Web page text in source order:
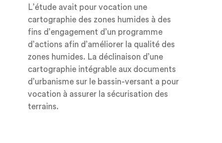
L’étude avait pour vocation une
cartographie des zones humides à des
fins d’engagement d’un programme
d’actions afin d’améliorer la qualité des
zones humides. La déclinaison d’une
cartographie intégrable aux documents
d’urbanisme sur le bassin-versant a pour
vocation à assurer la sécurisation des
terrains.